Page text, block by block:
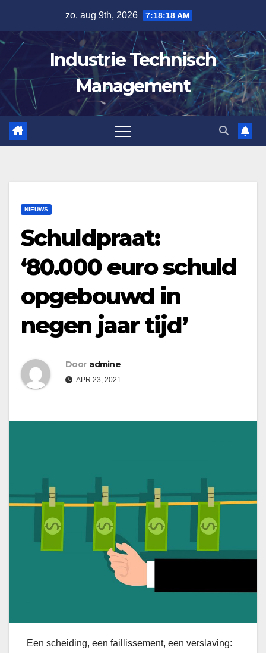
de
inhoud
zo. aug 9th, 2026 7:18:19 AM
Industrie Technisch
Management
NIEUWS
Schuldpraat:
‘80.000 euro schuld
opgebouwd in
negen jaar tijd’
Door admine
APR 23, 2021
Een scheiding, een faillissement, een verslaving: